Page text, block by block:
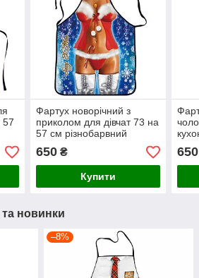
57
Фартух новорічний з
приколом для дівчат 73 на
57 см різнобарвний
650₴
Купити
650
та новинки
–8%